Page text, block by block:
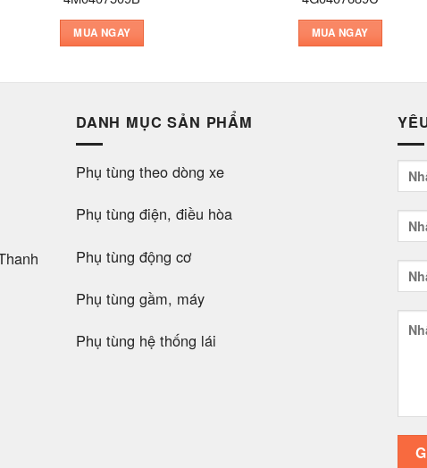
MUA NGAY MUA NGAY
DANH MỤC SẢN PHẨM
Phụ tùng theo dòng xe
Phụ tùng điện, điều hòa
Phụ tùng động cơ
Phụ tùng gầm, máy
Phụ tùng hệ thống lái